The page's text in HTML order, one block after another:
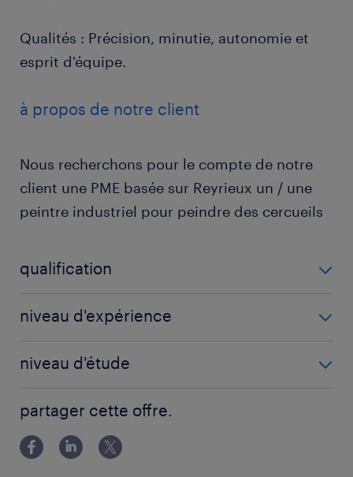
Qualités : Précision, minutie, autonomie et
esprit d'équipe.
à propos de notre client
Nous recherchons pour le compte de notre
client une PME basée sur Reyrieux un / une
peintre industriel pour peindre des cercueils
qualification
niveau d'expérience
niveau d'étude
partager cette offre.